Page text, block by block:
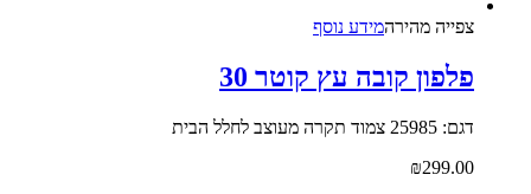
צפייה‬ ‫מהירה‬מידע נוסף
פלפון קובה עץ קוטר 30
דגם: 25985 צמוד תקרה מעוצב לחלל הבית
₪299.00